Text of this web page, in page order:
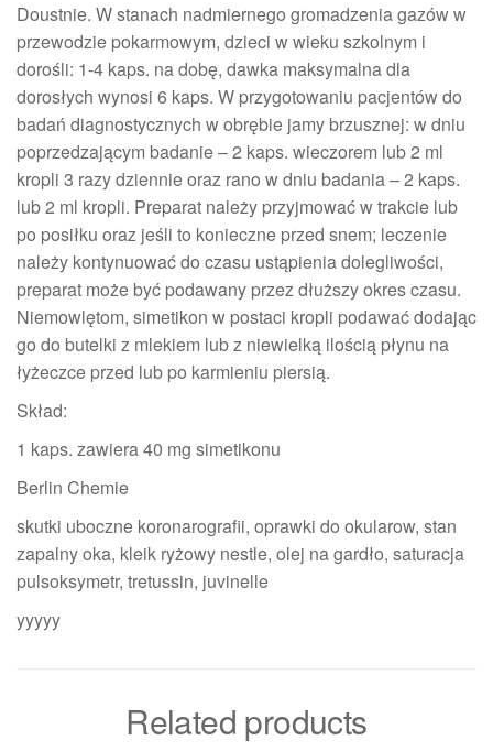
Doustnie. W stanach nadmiernego gromadzenia gazów w
przewodzie pokarmowym, dzieci w wieku szkolnym i
dorośli: 1-4 kaps. na dobę, dawka maksymalna dla
dorosłych wynosi 6 kaps. W przygotowaniu pacjentów do
badań diagnostycznych w obrębie jamy brzusznej: w dniu
poprzedzającym badanie – 2 kaps. wieczorem lub 2 ml
kropli 3 razy dziennie oraz rano w dniu badania – 2 kaps.
lub 2 ml kropli. Preparat należy przyjmować w trakcie lub
po posiłku oraz jeśli to konieczne przed snem; leczenie
należy kontynuować do czasu ustąpienia dolegliwości,
preparat może być podawany przez dłuższy okres czasu.
Niemowlętom, simetikon w postaci kropli podawać dodając
go do butelki z mlekiem lub z niewielką ilością płynu na
łyżeczce przed lub po karmieniu piersią.
Skład:
1 kaps. zawiera 40 mg simetikonu
Berlin Chemie
skutki uboczne koronarografii, oprawki do okularow, stan
zapalny oka, kleik ryżowy nestle, olej na gardło, saturacja
pulsoksymetr, tretussin, juvinelle
yyyyy
Related products